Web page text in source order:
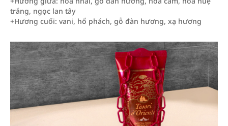
trắng, ngọc lan tây
+Hương cuối: vani, hổ phách, gỗ đàn hương, xạ hương